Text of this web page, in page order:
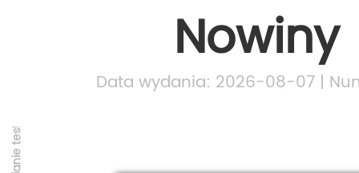
Nowiny
Data wydania: 2026-08-07 |